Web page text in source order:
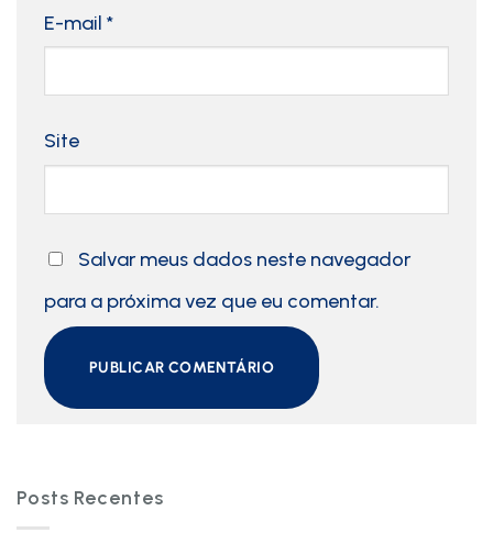
E-mail *
Site
Salvar meus dados neste navegador
para a próxima vez que eu comentar.
Posts Recentes